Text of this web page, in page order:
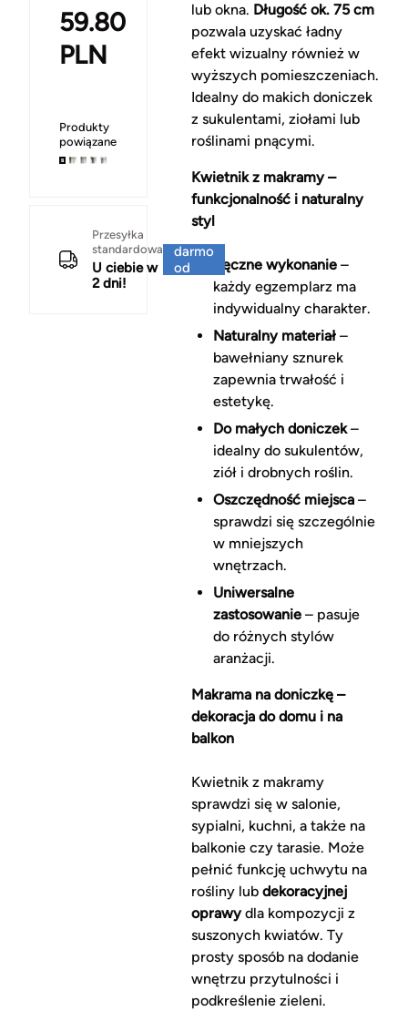
59.80
PLN
Produkty
powiązane
Przesyłka
standardowa
U ciebie w
2 dni!
darmo
od
lub okna. Długość ok. 75 cm
pozwala uzyskać ładny
efekt wizualny również w
wyższych pomieszczeniach.
Idealny do makich doniczek
z sukulentami, ziołami lub
roślinami pnącymi.
Kwietnik z makramy –
funkcjonalność i naturalny
styl
Ręczne wykonanie–
każdy egzemplarz ma
indywidualny charakter.
Naturalny materiał–
bawełniany sznurek
zapewnia trwałość i
estetykę.
Do małych doniczek–
idealny do sukulentów,
ziół i drobnych roślin.
Oszczędność miejsca–
sprawdzi się szczególnie
w mniejszych
wnętrzach.
Uniwersalne
zastosowanie– pasuje
do różnych stylów
aranżacji.
Makrama na doniczkę –
dekoracja do domu i na
balkon
Kwietnik z makramy
sprawdzi się w salonie,
sypialni, kuchni, a także na
balkonie czy tarasie. Może
pełnić funkcję uchwytu na
rośliny lub dekoracyjnej
oprawydla kompozycji z
suszonych kwiatów. Ty
prosty sposób na dodanie
wnętrzu przytulności i
podkreślenie zieleni.